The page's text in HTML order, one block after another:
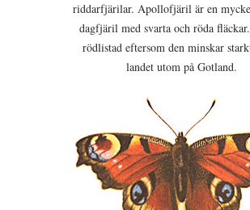
riddarfjärilar. Apollofjäril är en
dagfjäril med svarta och röda
rödlistad eftersom den minskar
landet utom på Gotland.